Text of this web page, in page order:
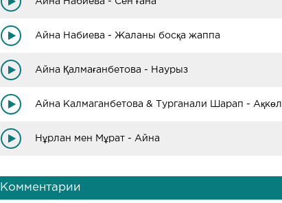
Айна Набиева - Жаланы босқа жаппа
Айна Қалмағанбетова - Наурыз
Айна Калмаганбетова & Турганали Шарап - Ақкөл
Нұрлан мен Мұрат - Айна
Комментарии